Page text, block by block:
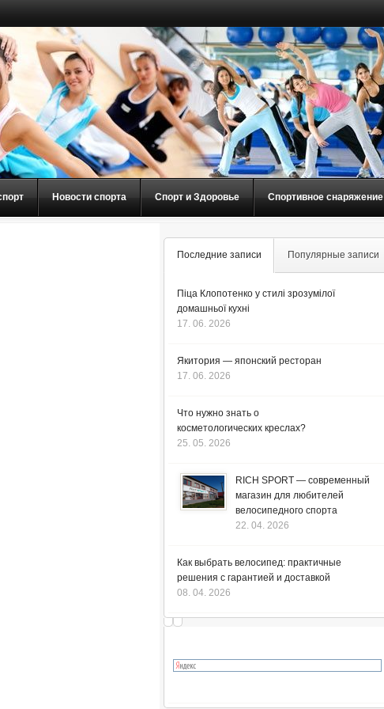
Новости спорта Спорт и Здоровье Спортивное снаряжение
Последние записи Популярные записи
Піца Клопотенко у стилі зрозумілої
домашньої кухні
17. 06. 2026
Якитория — японский ресторан
17. 06. 2026
Что нужно знать о
косметологических креслах?
25. 05. 2026
RICH SPORT — современный
магазин для любителей
велосипедного спорта
22. 04. 2026
Как выбрать велосипед: практичные
решения с гарантией и доставкой
08. 04. 2026